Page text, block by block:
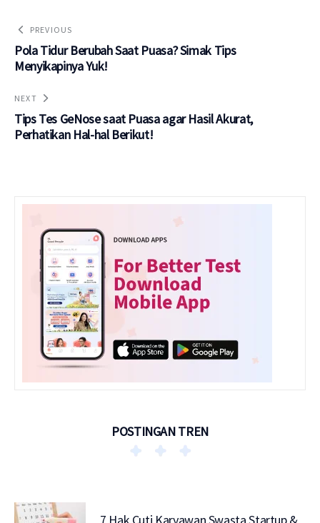
PREVIOUS
Pola Tidur Berubah Saat Puasa? Simak Tips
Menyikapinya Yuk!
NEXT
Tips Tes GeNose saat Puasa agar Hasil Akurat,
Perhatikan Hal-hal Berikut!
POSTINGAN TREN